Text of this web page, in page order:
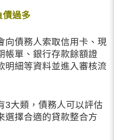
債過多
債務人索取信用卡、 現
帳單、銀行存款餘額證
明細等資料並進入審核流
3大類，債務人可以評估
選擇合適的貸款整合方